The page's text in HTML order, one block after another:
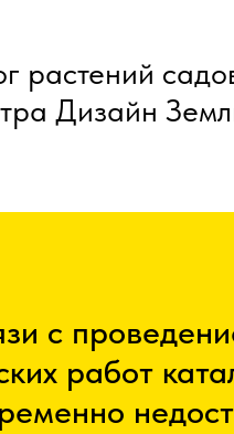
растений
Дизайн
с
работ